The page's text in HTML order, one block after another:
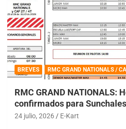
BREVES RMC GRAND NATIONALS /
RMC GRAND NATIONALS:
confirmados para Sunchales
24 julio, 2026 E-Kart